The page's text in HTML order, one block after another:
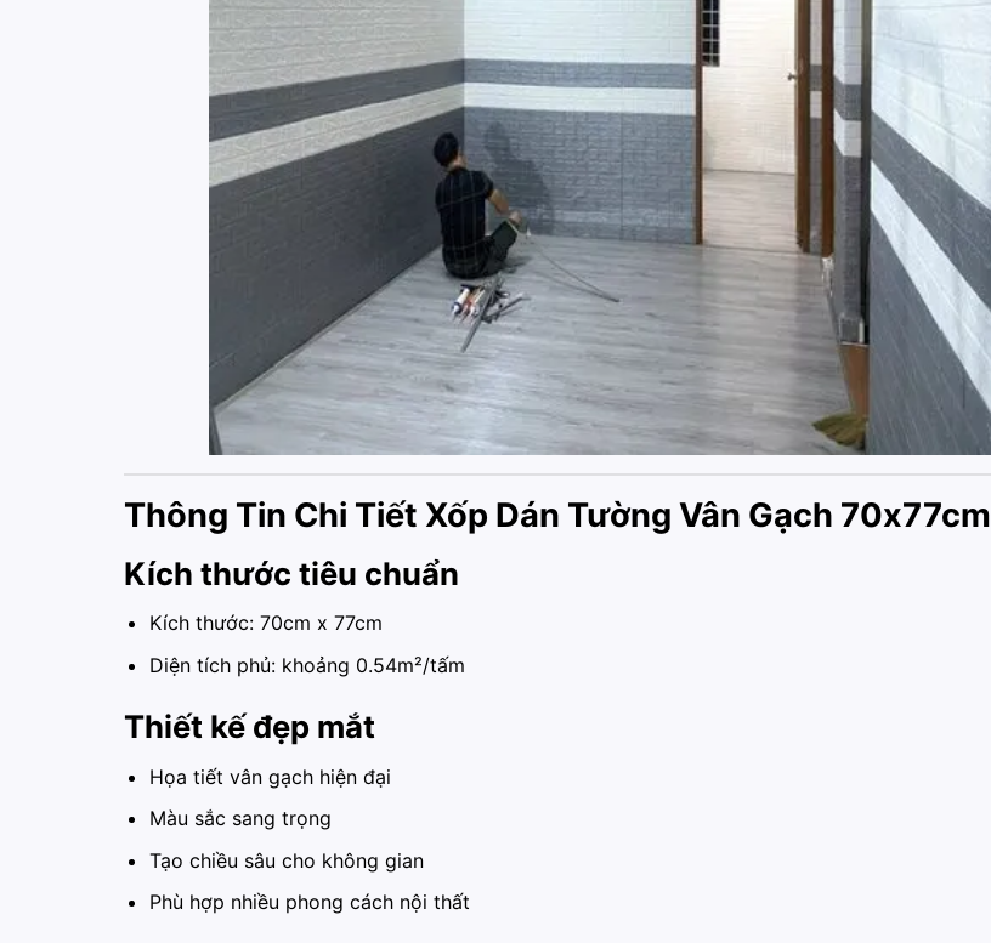
Thông Tin Chi Tiết Xốp Dán Tường Vân Gạch 70x77cm
Kích thước tiêu chuẩn
Kích thước: 70cm x 77cm
Diện tích phủ: khoảng 0.54m²/tấm
Thiết kế đẹp mắt
Họa tiết vân gạch hiện đại
Màu sắc sang trọng
Tạo chiều sâu cho không gian
Phù hợp nhiều phong cách nội thất